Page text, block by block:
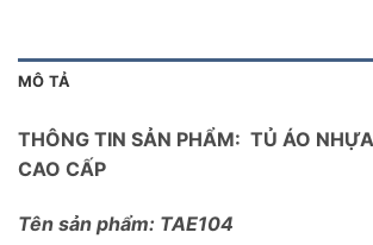
MÔ TẢ
THÔNG TIN SẢN PHẨM: TỦ ÁO
CAO CẤP
Tên sản phẩm: TAE104